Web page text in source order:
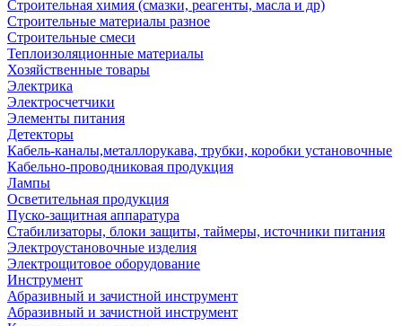
Строительная химия (смазки, реагенты, масла и др)
Строительные материалы разное
Строительные смеси
Теплоизоляционные материалы
Хозяйственные товары
Электрика
Электросчетчики
Элементы питания
Детекторы
Кабель-каналы,металлорукава, трубки, коробки установочные
Кабельно-проводниковая продукция
Лампы
Осветительная продукция
Пуско-защитная аппаратура
Стабилизаторы, блоки защиты, таймеры, источники питания
Электроустановочные изделия
Электрощитовое оборудование
Инструмент
Абразивный и зачистной инструмент
Абразивный и зачистной инструмент